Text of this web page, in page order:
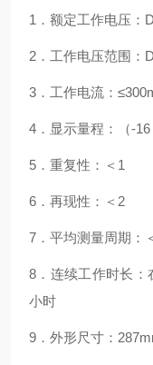
1．额定工作电压：
2．工作电压范围：
3．工作电流：
4．显示量程：（-16
5．重复性：＜1
6．再现性：＜2
7．平均测量周期：
8．连续工作时长：
小时
9．外形尺寸：